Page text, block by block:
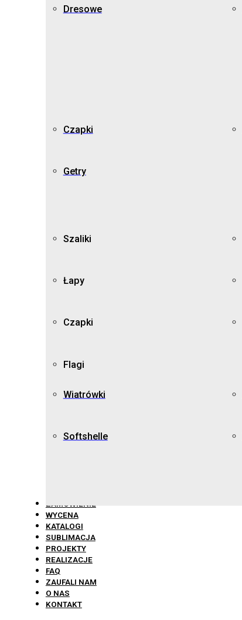
Dresowe
Czapki
Getry
Szaliki
Łapy
Czapki
Flagi
Wiatrówki
Softshelle
ZAMÓWIENIE
WYCENA
KATALOGI
SUBLIMACJA
PROJEKTY
REALIZACJE
FAQ
ZAUFALI NAM
O NAS
KONTAKT